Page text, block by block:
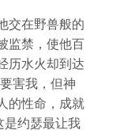
交在野兽般的
监禁，使他百
历水火却到达
害我，但神
的性命，成就
是约瑟最让我